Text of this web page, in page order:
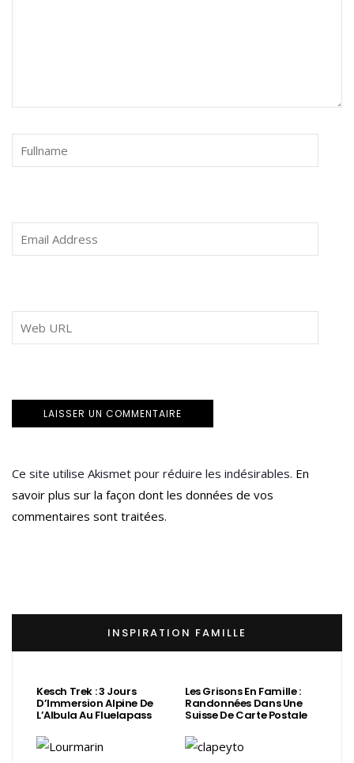
Ce site utilise Akismet pour réduire les indésirables. En
savoir plus sur la façon dont les données de vos
commentaires sont traitées.
INSPIRATION FAMILLE
Kesch Trek : 3 Jours
D’Immersion Alpine De
L’Albula Au Fluelapass
Les Grisons En Famille :
Randonnées Dans Une
Suisse De Carte Postale